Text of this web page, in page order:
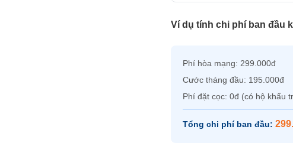
Ví dụ tính chi phí ban đầu
Phí hòa mạng: 299.000đ
Cước tháng đầu: 195.000đ
Phí đặt cọc: 0đ (có hộ khẩu
Tổng chi phí ban đầu: